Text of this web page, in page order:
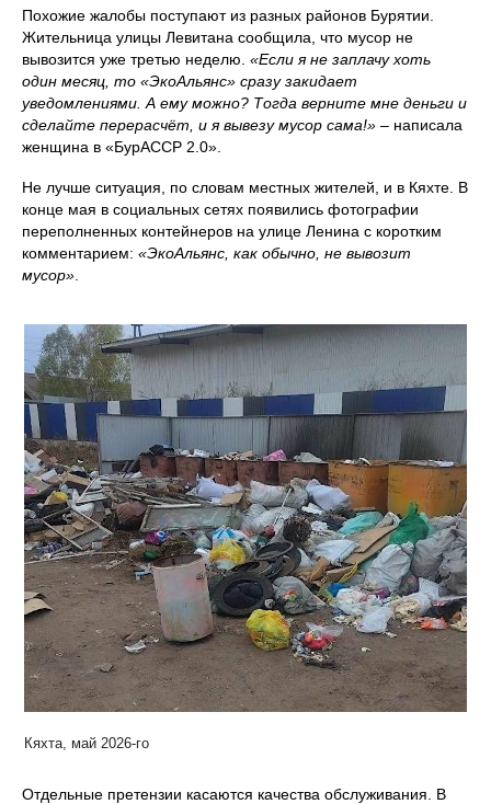
Похожие жалобы поступают из разных районов Бурятии.
Жительница улицы Левитана сообщила, что мусор не
вывозится уже третью неделю. «Если я не заплачу хоть
один месяц, то «ЭкоАльянс» сразу закидает
уведомлениями. А ему можно? Тогда верните мне деньги и
сделайте перерасчёт, и я вывезу мусор сама!» – написала
женщина в «БурАССР 2.0».
Не лучше ситуация, по словам местных жителей, и в Кяхте. В
конце мая в социальных сетях появились фотографии
переполненных контейнеров на улице Ленина с коротким
комментарием: «ЭкоАльянс, как обычно, не вывозит
мусор»
Кяхта, май 2026-го
Отдельные претензии касаются качества обслуживания. В